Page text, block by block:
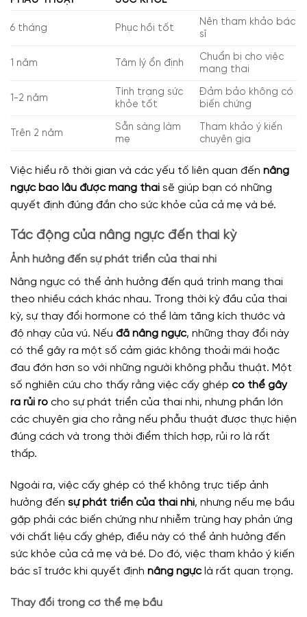
6 tháng Phục hồi tốt
Nên tham khảo bác
sĩ
1 năm Tâm lý ổn định
Chuẩn bị cho việc
mang thai
1-2 năm
Tình trạng sức
khỏe tốt
Đảm bảo không có
biến chứng
Trên 2 năm
Sẵn sàng làm
mẹ
Tham khảo ý kiến
chuyên gia
Việc hiểu rõ thời gian và các yếu tố liên quan đến nâng
ngực bao lâu được mang thai sẽ giúp bạn có những
quyết định đúng đắn cho sức khỏe của cả mẹ và bé.
Tác động của nâng ngực đến thai kỳ
Ảnh hưởng đến sự phát triển của thai nhi
Nâng ngực có thể ảnh hưởng đến quá trình mang thai
theo nhiều cách khác nhau. Trong thời kỳ đầu của thai
kỳ, sự thay đổi hormone có thể làm tăng kích thước và
độ nhạy của vú. Nếu đã nâng ngực, những thay đổi này
có thể gây ra một số cảm giác không thoải mái hoặc
đau đớn hơn so với những người không phẫu thuật. Một
số nghiên cứu cho thấy rằng việc cấy ghép có thể gây
ra rủi ro cho sự phát triển của thai nhi, nhưng phần lớn
các chuyên gia cho rằng nếu phẫu thuật được thực hiện
đúng cách và trong thời điểm thích hợp, rủi ro là rất
thấp.
Ngoài ra, việc cấy ghép có thể không trực tiếp ảnh
hưởng đến sự phát triển của thai nhi, nhưng nếu mẹ bầu
gặp phải các biến chứng như nhiễm trùng hay phản ứng
với chất liệu cấy ghép, điều này có thể ảnh hưởng đến
sức khỏe của cả mẹ và bé. Do đó, việc tham khảo ý kiến
bác sĩ trước khi quyết định nâng ngựclà rất quan trọng.
Thay đổi trong cơ thể mẹ bầu